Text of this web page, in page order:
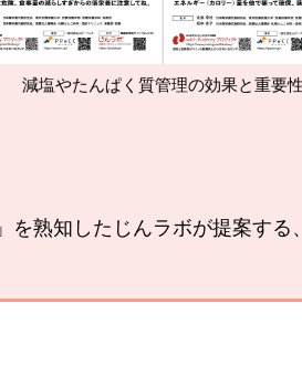
管理の効果と重要性
熟知したじんラボが提案する、